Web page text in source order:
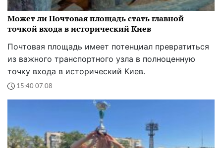
Может ли Почтовая площадь стать главной
точкой входа в исторический Киев
Почтовая площадь имеет потенциал превратиться
из важного транспортного узла в полноценную
точку входа в исторический Киев.
15:40 07.08